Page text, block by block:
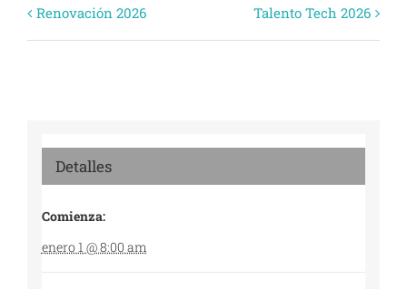
Evento
Navegación
Renovación 2026 Talento Tech 2026
Detalles
Comienza:
enero 1 @ 8:00 am